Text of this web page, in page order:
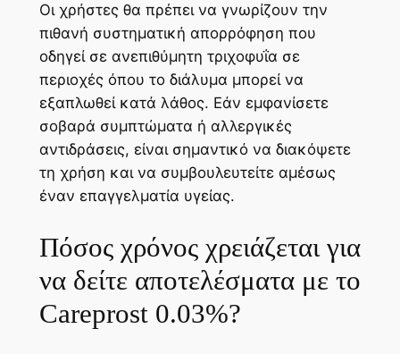
Οι χρήστες θα πρέπει να γνωρίζουν την
πιθανή συστηματική απορρόφηση που
οδηγεί σε ανεπιθύμητη τριχοφυΐα σε
περιοχές όπου το διάλυμα μπορεί να
εξαπλωθεί κατά λάθος. Εάν εμφανίσετε
σοβαρά συμπτώματα ή αλλεργικές
αντιδράσεις, είναι σημαντικό να διακόψετε
τη χρήση και να συμβουλευτείτε αμέσως
έναν επαγγελματία υγείας.
Πόσος χρόνος χρειάζεται για
να δείτε αποτελέσματα με το
Careprost 0.03%?